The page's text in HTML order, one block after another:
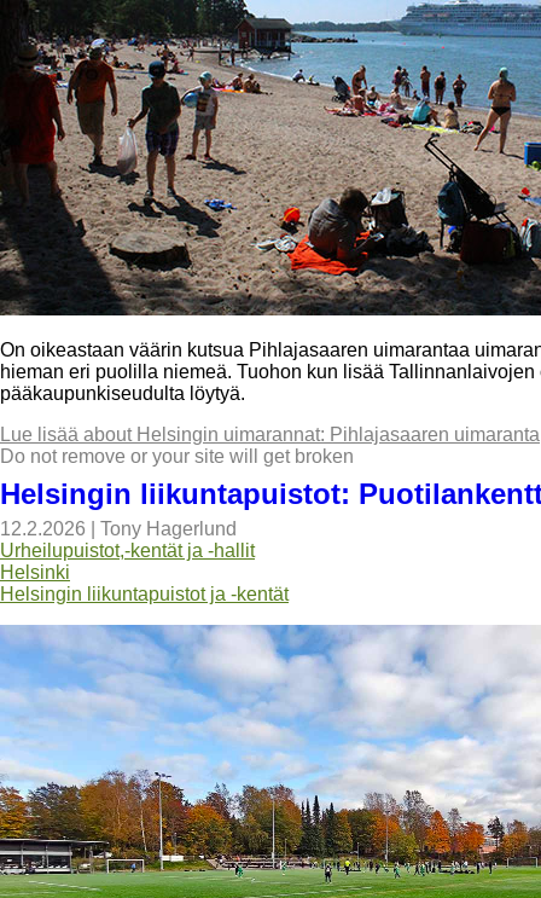
On oikeastaan väärin kutsua Pihlajasaaren uimarantaa
hieman eri puolilla niemeä. Tuohon kun lisää
pääkaupunkiseudulta löytyä.
Lue lisää about Helsingin uimarannat: Pihlajasaaren uimaranta
Do not remove or your site will get broken
Helsingin liikuntapuistot:
12.2.2026
Tony Hagerlund
Urheilupuistot,-kentät ja -hallit
Helsinki
Helsingin liikuntapuistot ja -kentät